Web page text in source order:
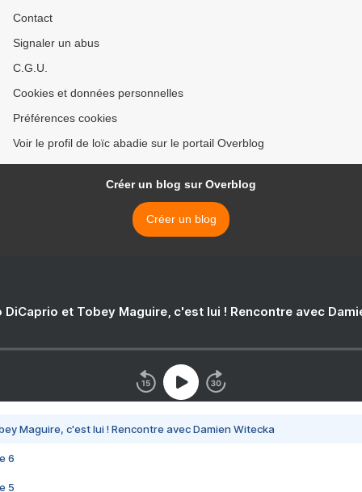
Contact
Signaler un abus
C.G.U.
Cookies et données personnelles
Préférences cookies
Voir le profil de loïc abadie sur le portail Overblog
Créer un blog sur Overblog
Créer un blog
DiCaprio et Tobey Maguire, c'est lui ! Rencontre avec
Maguire, c'est lui ! Rencontre avec Damien Witecka
6
5